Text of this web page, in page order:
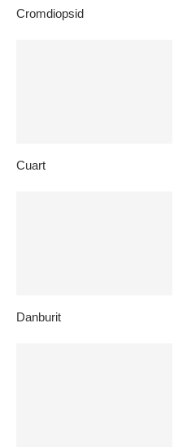
Cromdiopsid
Cuart
Danburit